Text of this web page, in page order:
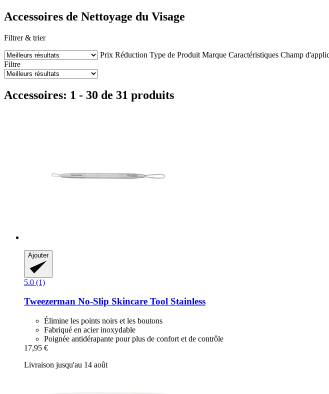
Accessoires de Nettoyage du Visage
Filtrer & trier
Prix Réduction Type de Produit Marque Caractéristiques Champ
Filtre
Accessoires: 1 - 30 de 31 produits
Ajouter
5.0 (1)
Tweezerman No-​Slip Skincare Tool Stainless
Élimine les points noirs et les boutons
Fabriqué en acier inoxydable
Poignée antidérapante pour plus de confort et de contrôle
17,95 €
Livraison jusqu'au 14 août